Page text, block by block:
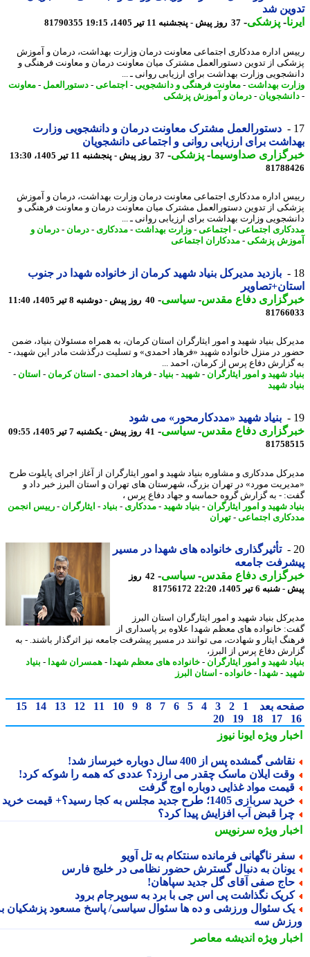
شد
-پزشکی-37 روز پیش - پنجشنبه 11 تیر 1405، 19:15 81790355
اداره مددکاری اجتماعی معاونت درمان وزارت بهداشت، درمان و آموزش
از تدوین دستورالعمل مشترک میان معاونت درمان و معاونت فرهنگی و
وزارت بهداشت برای ارزیابی روانی ـ ...
بهداشت -معاونت فرهنگی و دانشجویی-اجتماعی-دستورالعمل-معاونت
-درمان و آموزش پزشکی
دستورالعمل مشترک معاونت درمان و دانشجویی وزارت
برای ارزیابی روانی و اجتماعی دانشجویان
صداوسیما-پزشکی-37 روز پیش - پنجشنبه 11 تیر 1405، 13:30
اداره مددکاری اجتماعی معاونت درمان وزارت بهداشت، درمان و آموزش
از تدوین دستورالعمل مشترک میان معاونت درمان و معاونت فرهنگی و
وزارت بهداشت برای ارزیابی روانی ـ ...
اجتماعی-اجتماعی-وزارت بهداشت -مددکاری- درمان -درمان و
پزشکی-مددکاران اجتماعی
بازدید مدیرکل بنیاد شهید کرمان از خانواده شهدا در جنوب
دفاع مقدس-سیاسی-40 روز پیش - دوشنبه 8 تیر 1405، 11:40
بنیاد شهید و امور ایثارگران استان کرمان، به همراه مسئولان بنیاد، ضمن
در منزل خانواده شهید «فرهاد احمدی» و تسلیت درگذشت مادر این شهید، -
دفاع پرس از کرمان، احمد ...
شهید و امور ایثارگران- شهید-بنیاد -فرهاد احمدی-استان کرمان -استان-
شهید
بنیاد شهید «مددکارمحور» می شود
دفاع مقدس-سیاسی-41 روز پیش - یکشنبه 7 تیر 1405، 09:55
مددکاری و مشاوره بنیاد شهید و امور ایثارگران از آغاز اجرای پایلوت طرح
مورد» در تهران بزرگ، شهرستان های تهران و استان البرز خبر داد و
- به گزارش گروه حماسه و جهاد دفاع پرس ،
شهید و امور ایثارگران- بنیاد شهید-مددکاری- بنیاد -ایثارگران-
رییس انجمن
اجتماعی-تهران
تأثیرگذاری خانواده های شهدا در مسیر
جامعه
دفاع مقدس-سیاسی-
42 روز
6 تیر 1405، 22:20
81756172
بنیاد شهید و امور ایثارگران استان البرز
خانواده های معظم شهدا علاوه بر پاسداری از
ایثار و شهادت، می توانند در مسیر پیشرفت جامعه نیز اثرگذار باشند. - به
دفاع پرس از البرز،
شهید و امور ایثارگران- خانواده های معظم شهدا-همسران شهدا-بنیاد
-شهدا-خانواده- استان البرز
بعد 1
2
3
4
5
6
7
8
9
10
11
12
13
14
15
17
18
19
20
ویژهایونا نیوز
گمشده پس از 400 سال دوباره خبرساز شد!
ایلان ماسک چقدر می ارزد؟ عددی که همه را شوکه کرد!
مواد غذایی دوباره اوج گرفت
سربازی 1405؛ طرح جدید مجلس به کجا رسید؟+ قیمت خرید
قبض آب افزایش پیدا کرد؟
ویژهسرنویس
ناگهانی فرمانده سنتکام به تل آویو
به دنبال گسترش حضور نظامی در خلیج فارس
صفی آقای گل جدید سپاهان!
نگذاشت پی اس جی با برد به سوپرجام برود
سئوال ورزشی و ده ها سئوال سیاسی/ پاسخ مسعود پزشکیان به
سه
ویژهاندیشه معاصر